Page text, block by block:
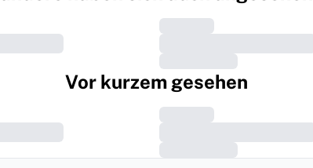
Vor kurzem gesehen